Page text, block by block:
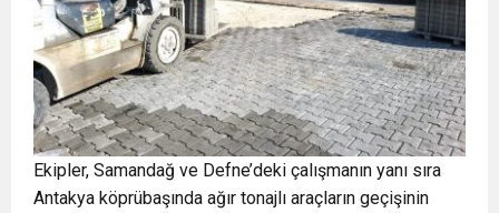
Ekipler, Samandağ ve Defne’deki çalışmanın yanı sıra
Antakya köprübaşında ağır tonajlı araçların geçişinin